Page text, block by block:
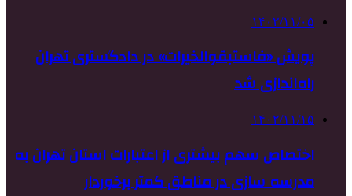
۱۴۰۲/۱۱/۰۵
پویش «فاستبقوالخیرات» در دادگستری تهران
راه‌اندازی شد
۱۴۰۲/۱۱/۱۵
اختصاص سهم بیشتری از اعتبارات استان تهران به
مدرسه سازی در مناطق کمتر برخوردار